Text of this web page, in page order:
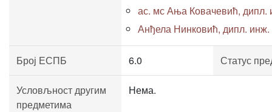
ас. мс Ања Ковачевић, дипл.
Анђела Нинковић, дипл. инж.
Број ЕСПБ 6.0 Статус
Условљност другим
предметима
Нема.